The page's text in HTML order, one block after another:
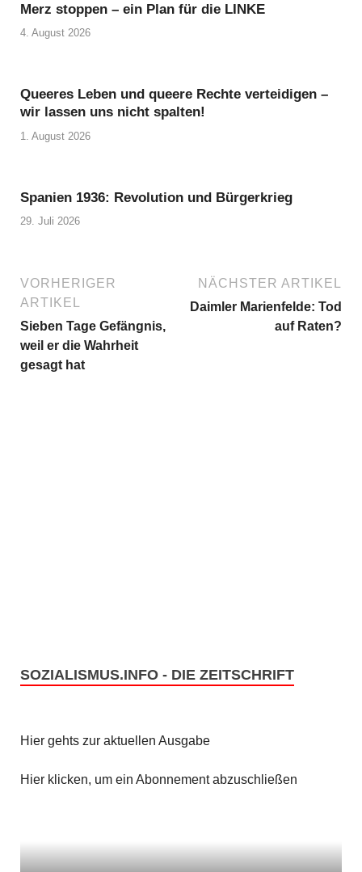
Merz stoppen – ein Plan für die LINKE
4. August 2026
Queeres Leben und queere Rechte verteidigen –
wir lassen uns nicht spalten!
1. August 2026
Spanien 1936: Revolution und Bürgerkrieg
29. Juli 2026
VORHERIGER
ARTIKEL
Sieben Tage Gefängnis,
weil er die Wahrheit
gesagt hat
NÄCHSTER ARTIKEL
Daimler Marienfelde: Tod
auf Raten?
SOZIALISMUS.INFO - DIE ZEITSCHRIFT
Hier gehts zur aktuellen Ausgabe
Hier klicken, um ein Abonnement abzuschließen